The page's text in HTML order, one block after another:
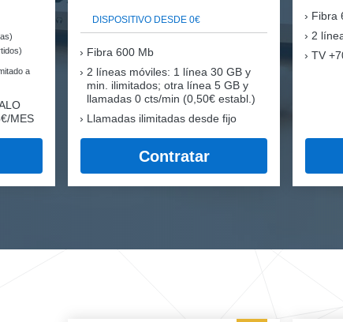
a
MES
DISPOSITIVO DESDE 0€
Fibra 600 Mb
2 líneas móviles: 1 línea 30 GB y
min. ilimitados; otra línea 5 GB y
llamadas 0 cts/min (0,50€ establ.)
Llamadas ilimitadas desde fijo
Contratar
Fibra
2
TV